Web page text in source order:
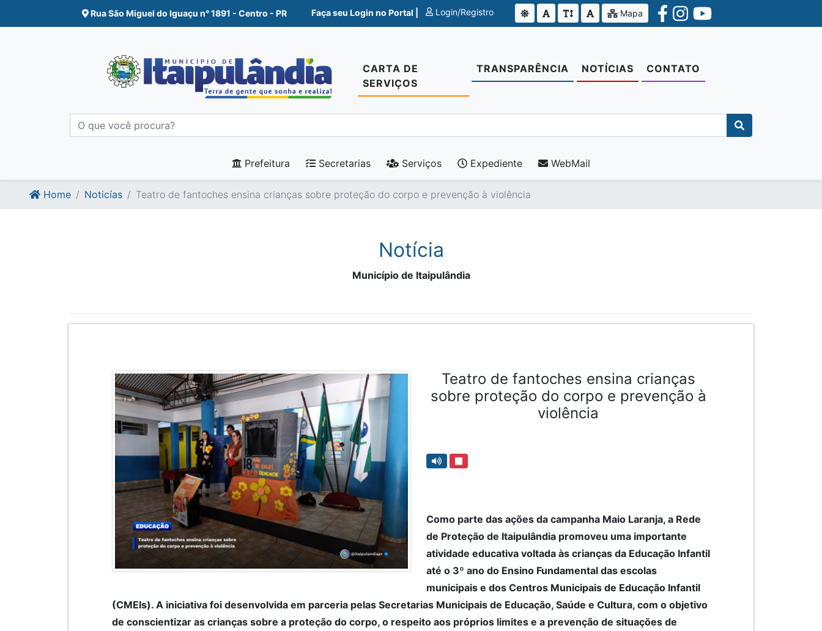
Ir para o conte�do
Ir para o fim do conte�do
Rua São Miguel do Iguaçu n° 1891 - Centro - PR Faça seu Login no Portal | Login/Registro Mapa
CARTA DE
SERVIÇOS
TRANSPARÊNCIA NOTÍCIAS CONTATO
Prefeitura Secretarias Serviços Expediente WebMail
Home Noticías Teatro de fantoches ensina crianças sobre proteção do corpo e prevenção à violência
Notícia
Município de Itaipulândia
Teatro de fantoches ensina crianças
sobre proteção do corpo e prevenção à
violência
Como parte das ações da campanha Maio Laranja, a Rede
de Proteção de Itaipulândia promoveu uma importante
atividade educativa voltada às crianças da Educação Infantil
até o 3º ano do Ensino Fundamental das escolas
municipais e dos Centros Municipais de Educação Infantil
(CMEIs). A iniciativa foi desenvolvida em parceria pelas Secretarias Municipais de Educação, Saúde e Cultura, com o objetivo
de conscientizar as crianças sobre a proteção do corpo, o respeito aos próprios limites e a prevenção de situações de